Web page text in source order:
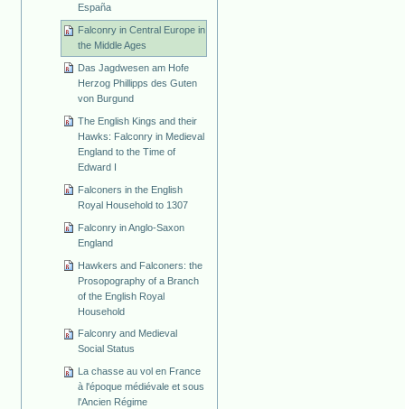
España
Falconry in Central Europe in
the Middle Ages
Das Jagdwesen am Hofe
Herzog Phillipps des Guten
von Burgund
The English Kings and their
Hawks: Falconry in Medieval
England to the Time of
Edward I
Falconers in the English
Royal Household to 1307
Falconry in Anglo-Saxon
England
Hawkers and Falconers: the
Prosopography of a Branch
of the English Royal
Household
Falconry and Medieval
Social Status
La chasse au vol en France
à l'époque médiévale et sous
l'Ancien Régime